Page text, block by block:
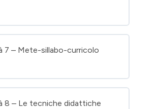
7 – Mete-sillabo-curricolo
8 – Le tecniche didattiche